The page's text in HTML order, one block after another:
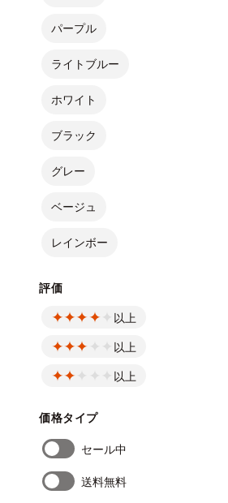
パープル
ライトブルー
ホワイト
ブラック
グレー
ベージュ
レインボー
評価
以上
以上
以上
価格タイプ
セール中
送料無料